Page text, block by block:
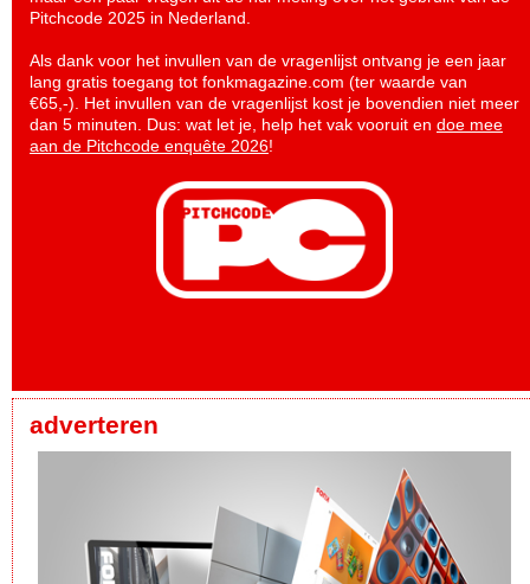
Pitchcode 2025 in Nederland.
Als dank voor het invullen van de vragenlijst ontvang je een jaar
lang gratis toegang tot fonkmagazine.com (ter waarde van
€65,-). Het invullen van de vragenlijst kost je bovendien niet meer
dan 5 minuten. Dus: wat let je, help het vak vooruit en doe mee
aan de Pitchcode enquête 2026!
adverteren